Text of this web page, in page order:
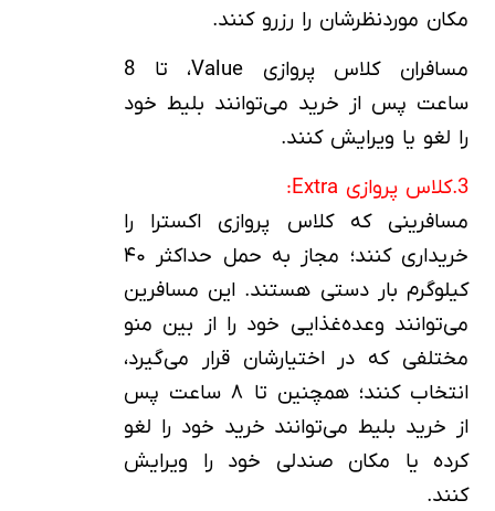
مکان موردنظرشان را رزرو کنند.
مسافران کلاس پروازی Value، تا 8
ساعت پس از خرید می‌توانند بلیط خود
را لغو یا ویرایش کنند.
3.کلاس پروازی Extra:
مسافرینی که کلاس پروازی اکسترا را
خریداری کنند؛ مجاز به حمل حداکثر ۴۰
کیلوگرم بار دستی هستند. این مسافرین
می‌توانند وعده‌غذایی خود را از بین منو
مختلفی که در اختیارشان قرار می‌گیرد،
انتخاب کنند؛ همچنین تا ۸ ساعت پس
از خرید بلیط می‌توانند خرید خود را لغو
کرده یا مکان صندلی خود را ویرایش
کنند.